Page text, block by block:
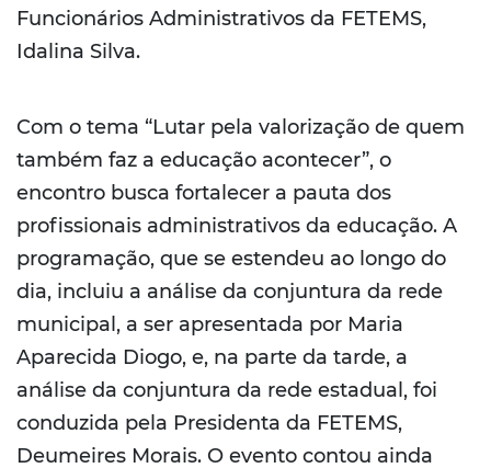
Funcionários Administrativos da FETEMS,
Idalina Silva.
Com o tema “Lutar pela valorização de quem
também faz a educação acontecer”, o
encontro busca fortalecer a pauta dos
profissionais administrativos da educação. A
programação, que se estendeu ao longo do
dia, incluiu a análise da conjuntura da rede
municipal, a ser apresentada por Maria
Aparecida Diogo, e, na parte da tarde, a
análise da conjuntura da rede estadual, foi
conduzida pela Presidenta da FETEMS,
Deumeires Morais. O evento contou ainda